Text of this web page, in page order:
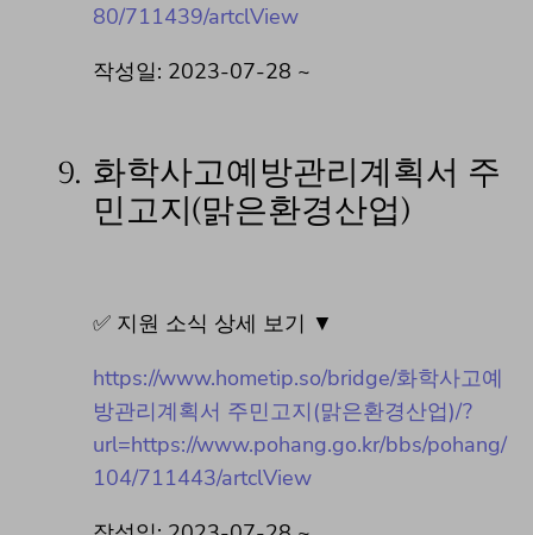
80/711439/artclView
작성일: 2023-07-28 ~
9. 화학사고예방관리계획서 주
민고지(맑은환경산업)
✅ 지원 소식 상세 보기 ▼
https://www.hometip.so/bridge/화학사고예
방관리계획서 주민고지(맑은환경산업)/?
url=https://www.pohang.go.kr/bbs/pohang/
104/711443/artclView